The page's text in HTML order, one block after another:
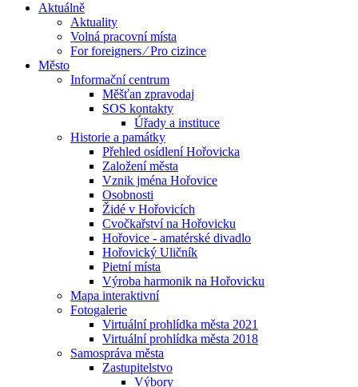
Aktuálně
Aktuality
Volná pracovní místa
For foreigners ⁄ Pro cizince
Město
Informační centrum
Měšťan zpravodaj
SOS kontakty
Úřady a instituce
Historie a památky
Přehled osídlení Hořovicka
Založení města
Vznik jména Hořovice
Osobnosti
Židé v Hořovicích
Cvočkařství na Hořovicku
Hořovice - amatérské divadlo
Hořovický Uličník
Pietní místa
Výroba harmonik na Hořovicku
Mapa interaktivní
Fotogalerie
Virtuální prohlídka města 2021
Virtuální prohlídka města 2018
Samospráva města
Zastupitelstvo
Výbory